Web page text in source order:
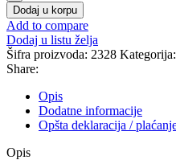
Dodaj u korpu
Add to compare
Dodaj u listu želja
Šifra proizvoda: 2328 Kategorija:
Share:
Opis
Dodatne informacije
Opšta deklaracija /
Opis